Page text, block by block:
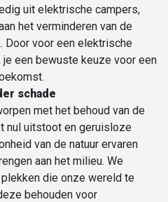
uit elektrische campers,
het verminderen van de
Door voor een elektrische
een bewuste keuze voor een
schade
met het behoud van de
nul uitstoot en geruisloze
van de natuur ervaren
aan het milieu. We
die onze wereld te
behouden voor